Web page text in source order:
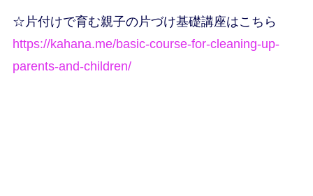
☆片付けで育む親子の片づけ基礎講座はこちら
https://kahana.me/basic-course-for-cleaning-up-
parents-and-children/